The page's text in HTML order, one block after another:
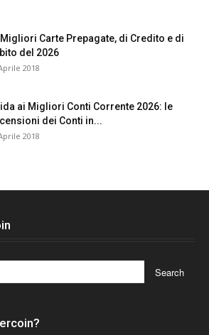
Migliori Carte Prepagate, di Credito e di
del 2026
2018
ai Migliori Conti Corrente 2026: le
dei Conti in...
2018